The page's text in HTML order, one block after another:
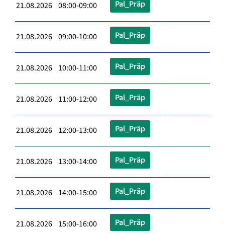
21.08.2026 08:00-09:00 Pal_Präp
21.08.2026 09:00-10:00 Pal_Präp
21.08.2026 10:00-11:00 Pal_Präp
21.08.2026 11:00-12:00 Pal_Präp
21.08.2026 12:00-13:00 Pal_Präp
21.08.2026 13:00-14:00 Pal_Präp
21.08.2026 14:00-15:00 Pal_Präp
21.08.2026 15:00-16:00 Pal_Präp